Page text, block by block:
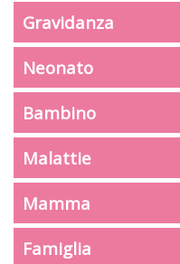
Gravidanza
Neonato
Bambino
Malattie
Mamma
Famiglia